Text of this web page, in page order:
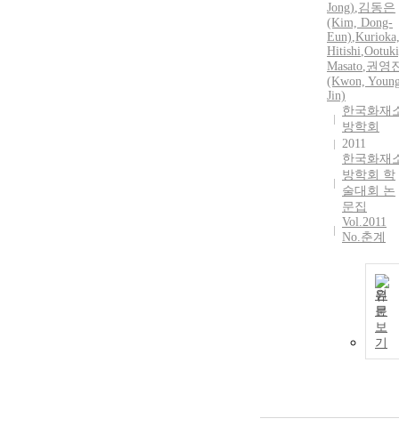
Jong),김동은
(Kim, Dong-
Eun),Kurioka,
Hitishi,
Masato,권영
(Kwon,
Jin)
한국화재
방학회
2011
한국화재
방학회 학
술대회 논
문집
Vol.2011
No.춘계
원
문
보
기